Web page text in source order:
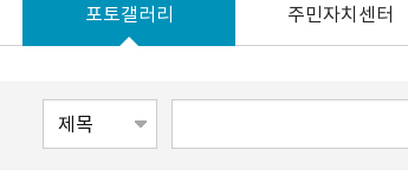
급계약현황
사
투자사업현황
공용차량 운영현황
민간위탁평가결과
예산낭비신고
지방보조금 부정수급 신고
지방규제개혁신문고
중앙동
동
개운동
학성동
우산동
일본 히가시마츠야마
일본 미노
포토갤러리 주민자치센터